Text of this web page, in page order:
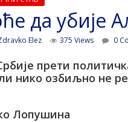
да убије
Elez 375 Views 0
прети
нико озбиљно не
Лопушина